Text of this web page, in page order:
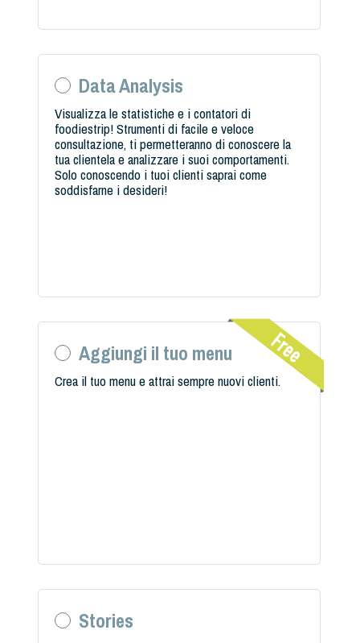
Data Analysis
Visualizza le statistiche e i contatori di
foodiestrip! Strumenti di facile e veloce
consultazione, ti permetteranno di conoscere la
tua clientela e analizzare i suoi comportamenti.
Solo conoscendo i tuoi clienti saprai come
soddisfarne i desideri!
Aggiungi il tuo menu
Crea il tuo menu e attrai sempre nuovi clienti.
Stories